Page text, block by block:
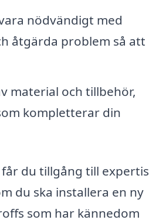
nödvändigt med
åtgärda problem så att
material och tillbehör,
kompletterar din
du tillgång till expertis
du ska installera en ny
som har kännedom